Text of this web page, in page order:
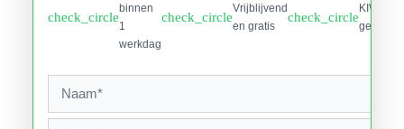
check_circle
binnen
1
werkdag
check_circle
Vrijblijvend
en gratis
check_circle
KIWA